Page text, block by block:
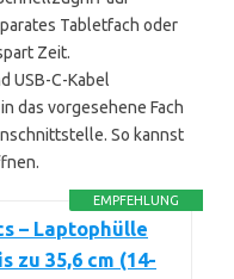
Tabletfach oder
Zeit.
USB-C-Kabel
das vorgesehene Fach
So kannst
EMPFEHLUNG
– Laptophülle
zu 35,6 cm (14-